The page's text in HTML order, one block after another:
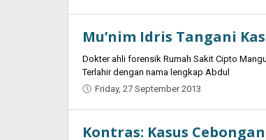
Mu’nim Idris Tangani
Dokter ahli forensik Rumah Sakit Cipto
Terlahir dengan nama lengkap Abdul
Friday, 27 September 2013
Kontras: Kasus